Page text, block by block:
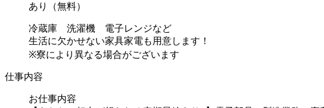
あり（無料）
冷蔵庫 洗濯機 電子レンジなど
生活に欠かせない家具家電も用意します！
※寮により異なる場合がございます
仕事内容
お仕事内容